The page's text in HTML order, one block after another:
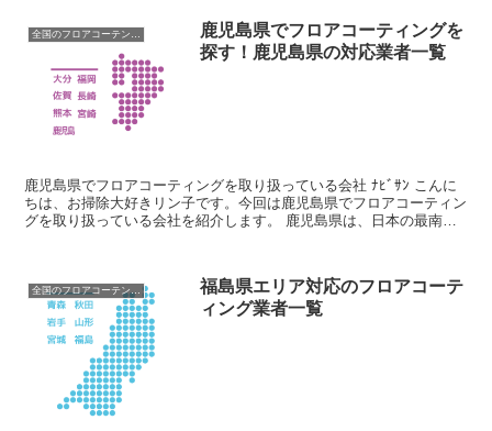
鹿児島県でフロアコーティングを
探す！鹿児島県の対応業者一覧
鹿児島県でフロアコーティングを取り扱っている会社 ﾅﾋﾞｻﾝ こんに
ちは、お掃除大好きリン子です。今回は鹿児島県でフロアコーティン
グを取り扱っている会社を紹介します。 鹿児島県は、日本の最南端
福島県エリア対応のフロアコーテ
ィング業者一覧